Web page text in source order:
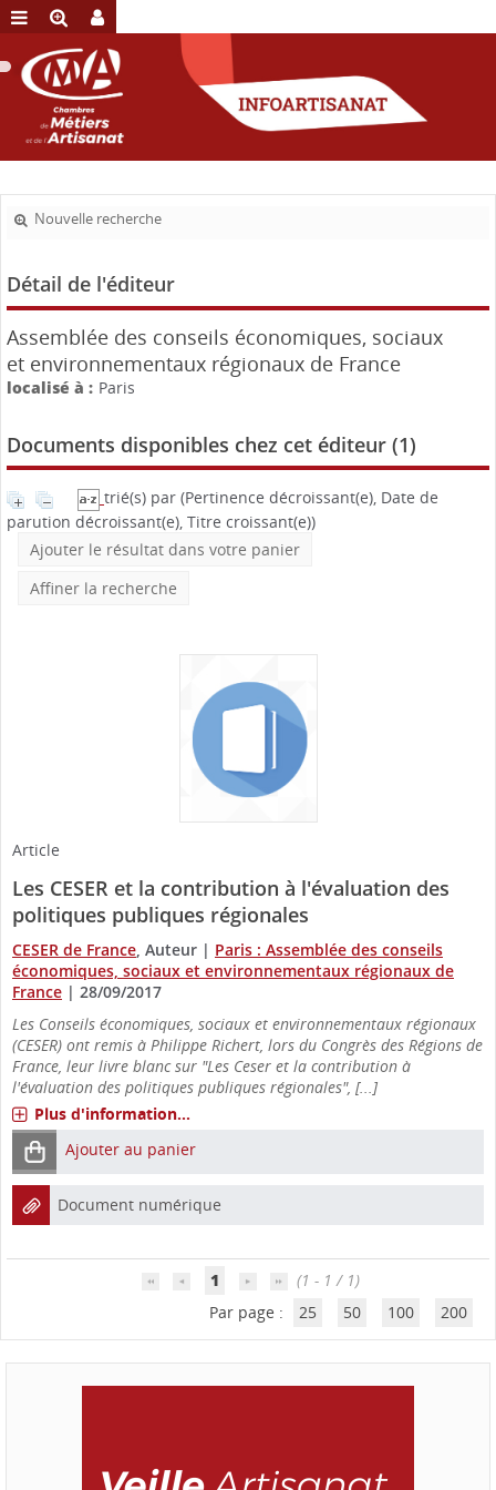
Nouvelle recherche
Détail de l'éditeur
Assemblée des conseils économiques, sociaux
et environnementaux régionaux de France
localisé à : Paris
Documents disponibles chez cet éditeur (1)
trié(s) par (Pertinence décroissant(e), Date de
parution décroissant(e), Titre croissant(e))
Ajouter le résultat dans votre panier
Affiner la recherche
Article
Les CESER et la contribution à l'évaluation des
politiques publiques régionales
CESER de France , Auteur | Paris : Assemblée des conseils
économiques, sociaux et environnementaux régionaux de
France | 28/09/2017
Les Conseils économiques, sociaux et environnementaux régionaux
(CESER) ont remis à Philippe Richert, lors du Congrès des Régions de
France, leur livre blanc sur "Les Ceser et la contribution à
l'évaluation des politiques publiques régionales", [...]
Plus d'information...
Ajouter au panier
Document numérique
1
(1 - 1 / 1)
Par page :
25 50 100 200